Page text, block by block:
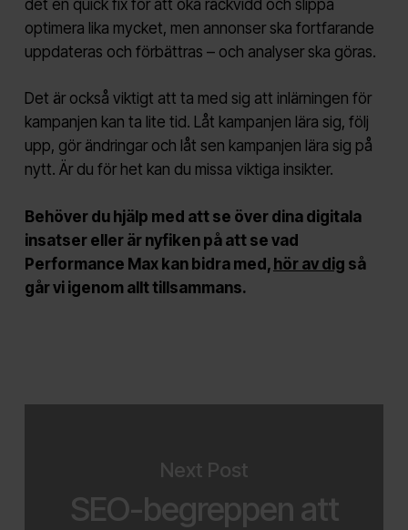
det en quick fix för att öka räckvidd och slippa
optimera lika mycket, men annonser ska fortfarande
uppdateras och förbättras – och analyser ska göras.
Det är också viktigt att ta med sig att inlärningen för
kampanjen kan ta lite tid. Låt kampanjen lära sig, följ
upp, gör ändringar och låt sen kampanjen lära sig på
nytt. Är du för het kan du missa viktiga insikter.
Behöver du hjälp med att se över dina digitala
insatser eller är nyfiken på att se vad
Performance Max kan bidra med, hör av dig så
går vi igenom allt tillsammans.
Next Post
SEO-begreppen att